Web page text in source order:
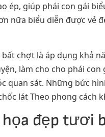
ép, giúp phái con gái
nữa biểu diễn được
chợt là áp dụng khả
làm cho cho phái
quan sát. Những bức
lát Theo phong
đẹp